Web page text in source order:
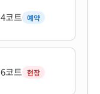
4코트 예약
6코트 현장